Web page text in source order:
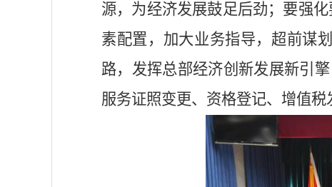
源，为经济发展鼓足后劲；要强
素配置，加大业务指导，超前谋
路，发挥总部经济创新发展新引
服务证照变更、资格登记、增值